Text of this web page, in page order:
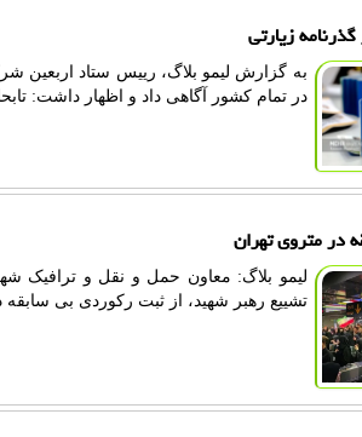
به گزارش لیمو بلاگ، رییس ستاد اربعین
در تمام کشور آگاهی داد و اظهار داشت: تابحال ۹۱۰ هزار گذرنامه زیارتی عادی توزیع
در متروی تهران
لیمو بلاگ: معاون حمل و نقل و ترافیک
تشییع رهبر شهید، از ثبت رکوردی بی سابقه